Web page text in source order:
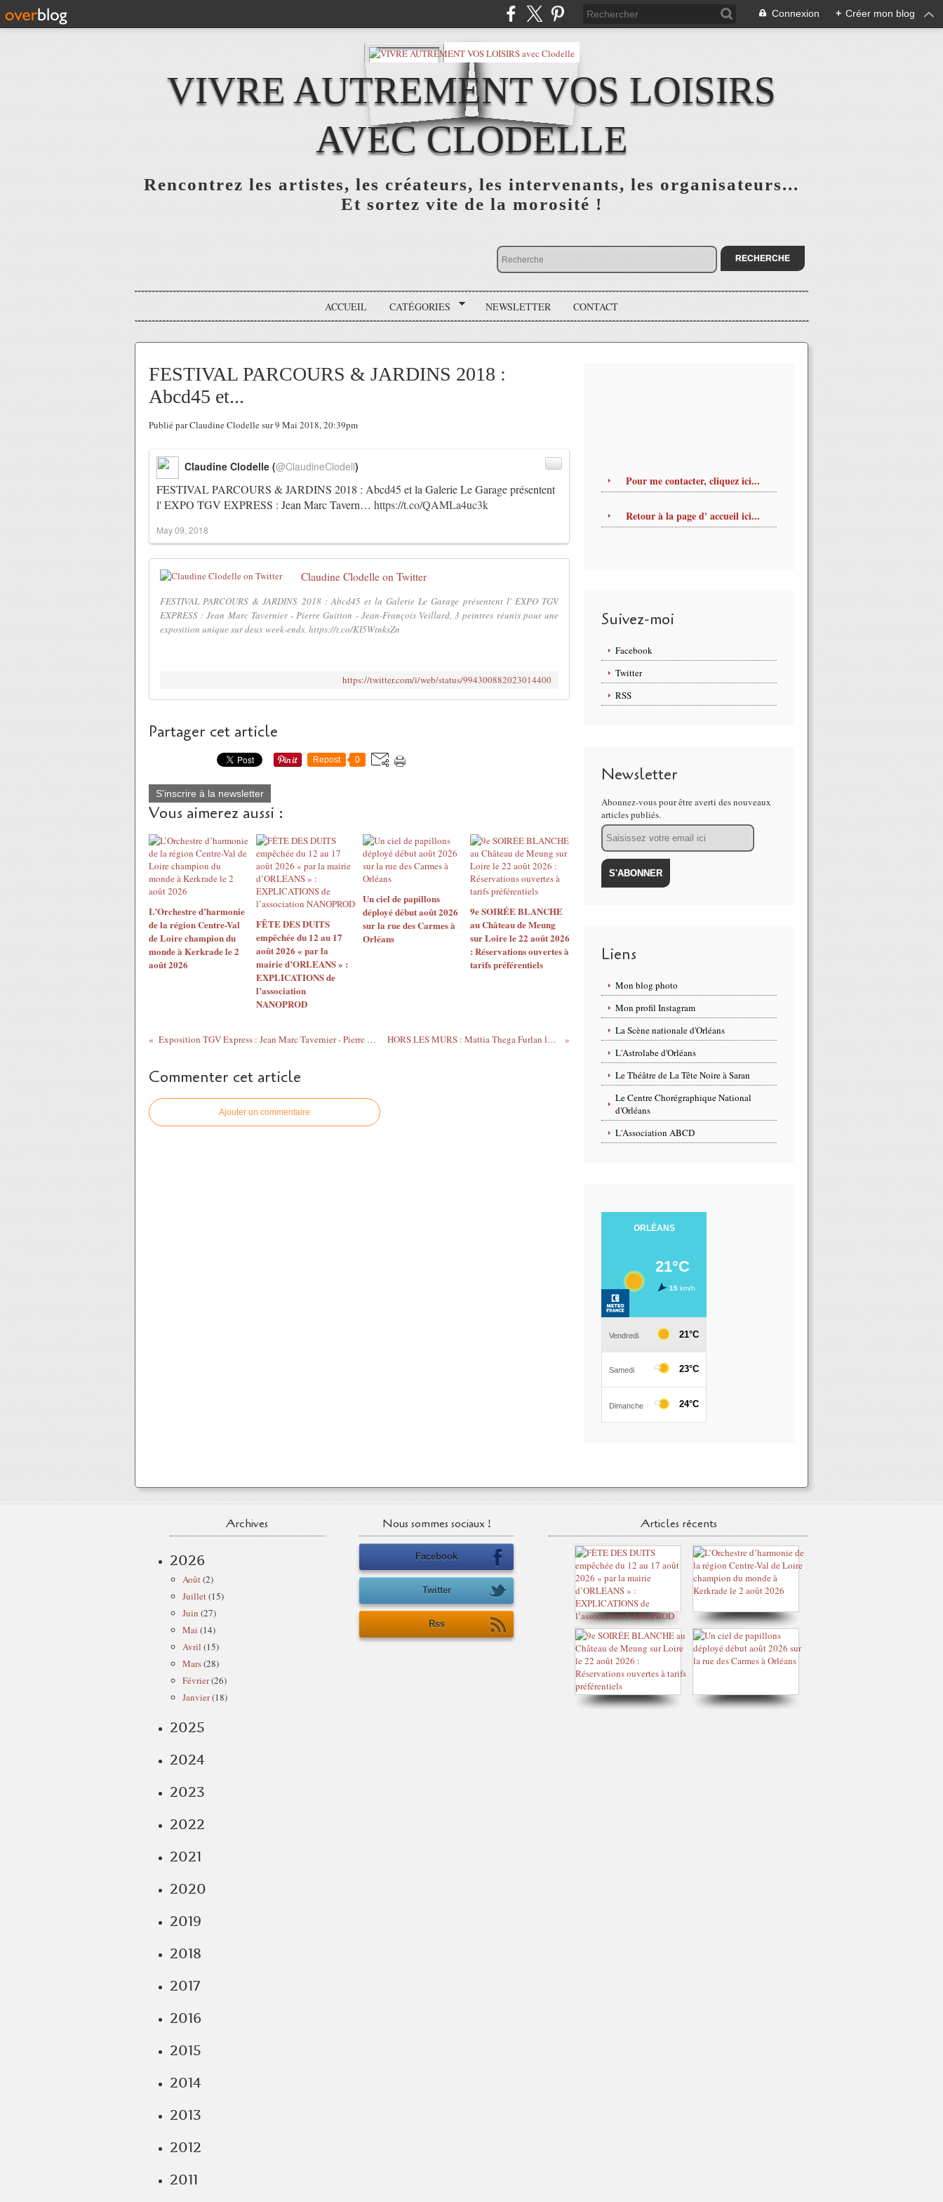
Connexion + Créer mon blog
VIVRE AUTREMENT VOS LOISIRS
AVEC CLODELLE
Rencontrez les artistes, les créateurs, les intervenants, les organisateurs...
Et sortez vite de la morosité !
ACCUEIL CATÉGORIES NEWSLETTER CONTACT
FESTIVAL PARCOURS & JARDINS 2018 :
Abcd45 et...
Publié par Claudine Clodelle sur 9 Mai 2018, 20:39pm
FESTIVAL PARCOURS & JARDINS 2018 : Abcd45 et la Galerie Le Garage présentent
l' EXPO TGV EXPRESS : Jean Marc Tavern… https://t.co/QAMLa4uc3k
Claudine Clodelle (@ClaudineClodell)
May 09, 2018
Claudine Clodelle on Twitter
FESTIVAL PARCOURS & JARDINS 2018 : Abcd45 et la Galerie Le Garage présentent l' EXPO TGV
EXPRESS : Jean Marc Tavernier - Pierre Guitton - Jean-François Veillard, 3 peintres réunis pour une
exposition unique sur deux week-ends. https://t.co/KI5WtnksZn
https://twitter.com/i/web/status/994300882023014400
Partager cet article
Repost 0
S'inscrire à la newsletter
Vous aimerez aussi :
L’Orchestre d’harmonie
de la région Centre-Val
de Loire champion du
monde à Kerkrade le 2
août 2026
FÊTE DES DUITS
empêchée du 12 au 17
août 2026 « par la
mairie d’ORLEANS » :
EXPLICATIONS de
l’association
NANOPROD
Un ciel de papillons
déployé début août 2026
sur la rue des Carmes à
Orléans
9e SOIRÉE BLANCHE
au Château de Meung
sur Loire le 22 août 2026
: Réservations ouvertes à
tarifs préférentiels
Exposition TGV Express : Jean Marc Tavernier - Pierre Guitton - Jean François Veillard dans le cadre de PARCOURS & JARDINS 2018 à ORLÉANS HORS LES MURS : Mattia Thega Furlan le 12 mai et Jekyll Wood le 19 mai - GRATUIT en centre ville d' ORLEANS
Commenter cet article
Ajouter un commentaire
Pour me contacter, cliquez ici...
Retour à la page d' accueil ici...
Suivez-moi
Facebook
Twitter
RSS
Newsletter
Abonnez-vous pour être averti des nouveaux
articles publiés.
Email
Liens
Mon blog photo
Mon profil Instagram
La Scène nationale d'Orléans
L'Astrolabe d'Orléans
Le Théâtre de La Tête Noire à Saran
Le Centre Chorégraphique National
d'Orléans
L'Association ABCD
Archives
2026
Août(2)
Juillet(15)
Juin (27)
Mai (14)
Avril (15)
Mars(28)
Février(26)
Janvier(18)
2025
2024
2023
2022
2021
2020
2019
2018
2017
2016
2015
2014
2013
2012
2011
Nous sommes sociaux !
Facebook
Twitter
Rss
Articles récents